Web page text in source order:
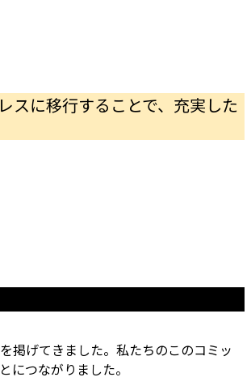
スに移行することで、充実した
掲げてきました。私たちのこのコミッ
つながりました。